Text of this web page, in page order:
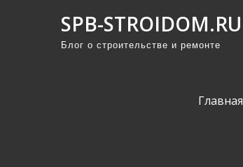
SPB-STROIDOM.RU
Блог о строительстве и ремонте
Главная